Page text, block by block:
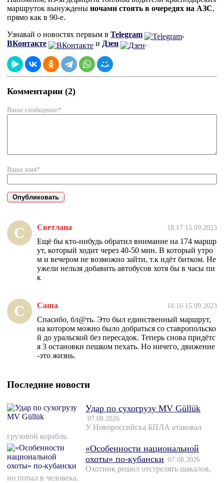
маршруток вынуждены ночами стоять в очередях на АЗС,
прямо как в 90-е.
Узнавай о новостях первым в Telegram
,
ВКонтакте
и Дзен .
Комментарии (2)
Ваше сообщение*
Ваше имя*
С Светлана 18:17 15.09.2023
Ещё бы кто-нибудь обратил внимание на 174 маршр
ут, который ходит через 40-50 мин. В который утро
м и вечером не возможно зайти, т.к идёт битком. Не
ужели нельзя добавить автобусов хотя бы в часы пи
к
С Саша 18:16 15.09.2023
Спасибо, бл@ть. Это был единственный маршрут,
на котором можно было добраться со ставропольско
й до уральской без пересадок. Теперь снова придётс
я 3 остановки пешком пехать. Но ничего, движение
-это жизнь.
Последние новости
Удар по сухогрузу MV Güllük
07.08.2026
У Новороссийска БПЛА атаковал
грузовой корабль.
«Особенности национальной
охоты» по-кубански 07.08.2026
Охотник решил отстрелять шакалов,
но попал в человека.